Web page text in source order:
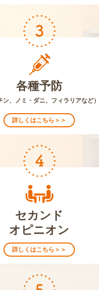
各種予防
ン、ノミ・ダニ、フィラリアなど）
詳しくはこちら＞＞
セカンド
オピニオン
詳しくはこちら＞＞